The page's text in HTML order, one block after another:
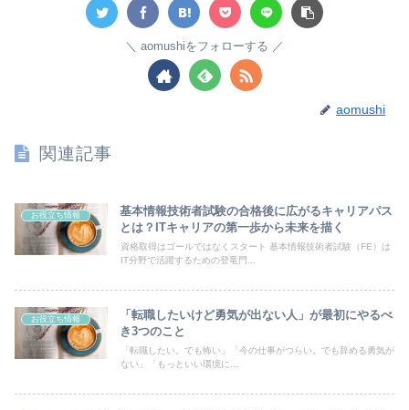
aomushiをフォローする
aomushi
関連記事
お役立ち情報
基本情報技術者試験の合格後に広がるキャリアパス
とは？ITキャリアの第一歩から未来を描く
資格取得はゴールではなくスタート 基本情報技術者試験（FE）は
IT分野で活躍するための登竜門...
お役立ち情報
「転職したいけど勇気が出ない人」が最初にやるべ
き3つのこと
「転職したい。でも怖い」「今の仕事がつらい。でも辞める勇気が
ない」「もっといい環境に...